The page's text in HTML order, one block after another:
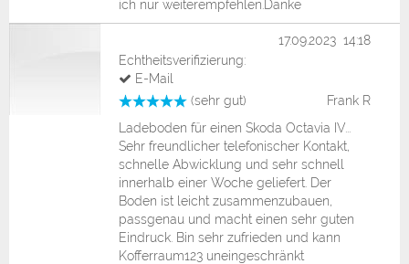
ich nur weiterempfehlen.Danke
(sehr gut) Frank R
17.09.2023 14:18
Echtheitsverifizierung:
E-Mail
Ladeboden für einen Skoda Octavia IV...
Sehr freundlicher telefonischer Kontakt,
schnelle Abwicklung und sehr schnell
innerhalb einer Woche geliefert. Der
Boden ist leicht zusammenzubauen,
passgenau und macht einen sehr guten
Eindruck. Bin sehr zufrieden und kann
Kofferraum123 uneingeschränkt